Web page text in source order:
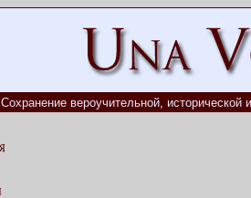
Сохранение вероучительной, исторической